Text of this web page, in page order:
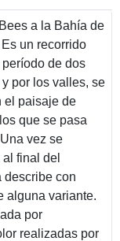
a la Bahía de
un recorrido
de dos
por los valles, se
el paisaje de
que se pasa
vez se
final del
describe con
alguna variante.
por
realizadas por